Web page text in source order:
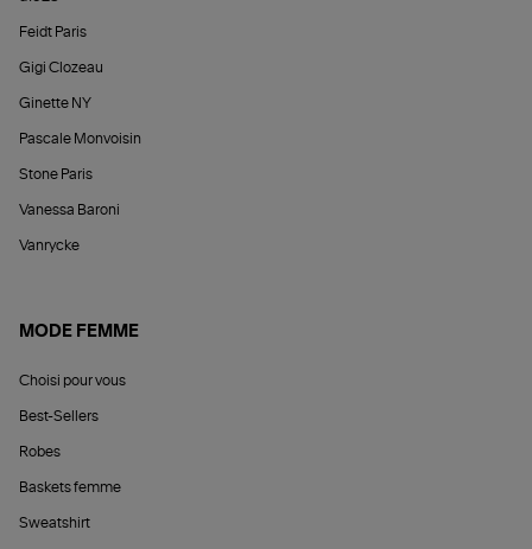
Feidt Paris
Gigi Clozeau
Ginette NY
Pascale Monvoisin
Stone Paris
Vanessa Baroni
Vanrycke
MODE FEMME
Choisi pour vous
Best-Sellers
Robes
Baskets femme
Sweatshirt